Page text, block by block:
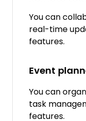
You can
real-time
features.
Event
You can
task
features.